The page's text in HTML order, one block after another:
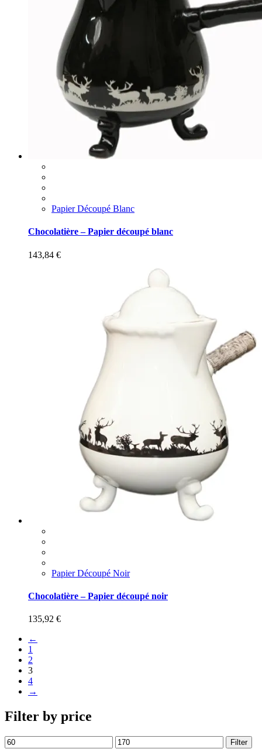
Papier Découpé Blanc
Chocolatière – Papier découpé blanc
143,84 €
Papier Découpé Noir
Chocolatière – Papier découpé noir
135,92 €
←
1
2
3
4
→
Filter by price
Filter